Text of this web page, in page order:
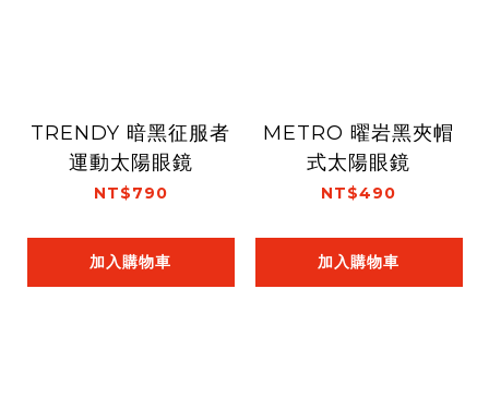
TRENDY 暗黑征服者
運動太陽眼鏡
NT$790
加入購物車
METRO 曜岩黑夾帽
式太陽眼鏡
NT$490
加入購物車